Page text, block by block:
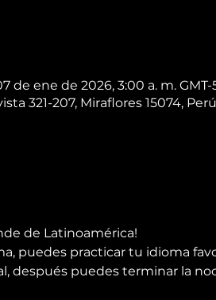
de ene de 2026, 3:00 a. m. GMT-
321-207, Miraflores 15074, Perú
de Latinoamérica!
puedes practicar tu idioma
después puedes terminar la